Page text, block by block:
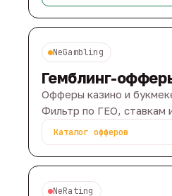
NeGambling
Гемблинг-
Офферы казино и
Фильтр по ГЕО, ставкам
Каталог офферов
NeRating